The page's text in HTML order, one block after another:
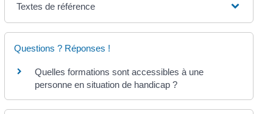
Textes de référence
Questions ? Réponses !
Quelles formations sont accessibles à une
personne en situation de handicap ?